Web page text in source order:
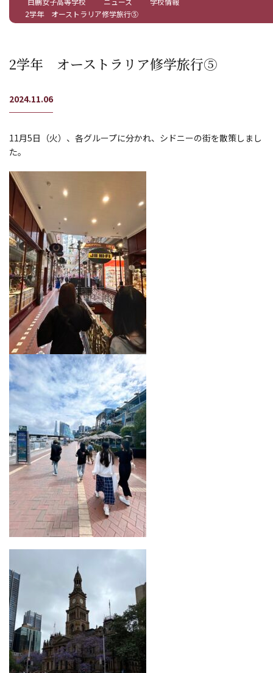
2学年 オーストラリア修学旅行⑤
2学年 オーストラリア修学旅行⑤
2024.11.06
11月5日（火）、各グループに分かれ、シドニーの街を散策しまし
た。